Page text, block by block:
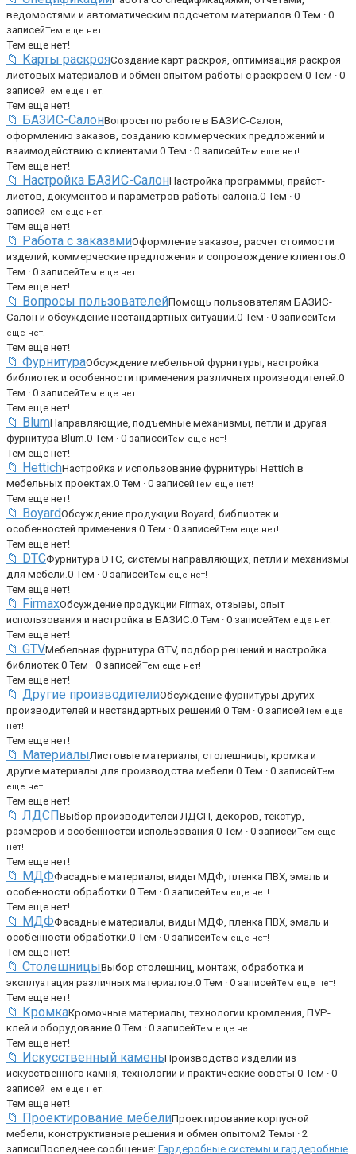
ведомостями и автоматическим подсчетом материалов. 0 Тем · 0
записейТем еще нет!
Тем еще нет!
📁 Карты раскрояСоздание карт раскроя, оптимизация раскроя
листовых материалов и обмен опытом работы с раскроем. 0 Тем · 0
записейТем еще нет!
Тем еще нет!
📁 БАЗИС-СалонВопросы по работе в БАЗИС-Салон,
оформлению заказов, созданию коммерческих предложений и
взаимодействию с клиентами. 0 Тем · 0 записейТем еще нет!
Тем еще нет!
📁 Настройка БАЗИС-СалонНастройка программы, прайст-
листов, документов и параметров работы салона. 0 Тем · 0
записейТем еще нет!
Тем еще нет!
📁 Работа с заказамиОформление заказов, расчет стоимости
изделий, коммерческие предложения и сопровождение клиентов. 0
Тем · 0 записейТем еще нет!
Тем еще нет!
📁 Вопросы пользователейПомощь пользователям БАЗИС-
Салон и обсуждение нестандартных ситуаций. 0 Тем · 0 записейТем
еще нет!
Тем еще нет!
📁 ФурнитураОбсуждение мебельной фурнитуры, настройка
библиотек и особенности применения различных производителей. 0
Тем · 0 записейТем еще нет!
Тем еще нет!
📁 BlumНаправляющие, подъемные механизмы, петли и другая
фурнитура Blum. 0 Тем · 0 записейТем еще нет!
Тем еще нет!
📁 HettichНастройка и использование фурнитуры Hettich в
мебельных проектах. 0 Тем · 0 записейТем еще нет!
Тем еще нет!
📁 BoyardОбсуждение продукции Boyard, библиотек и
особенностей применения. 0 Тем · 0 записейТем еще нет!
Тем еще нет!
📁 DTCФурнитура DTC, системы направляющих, петли и механизмы
для мебели. 0 Тем · 0 записейТем еще нет!
Тем еще нет!
📁 FirmaxОбсуждение продукции Firmax, отзывы, опыт
использования и настройка в БАЗИС. 0 Тем · 0 записейТем еще нет!
Тем еще нет!
📁 GTVМебельная фурнитура GTV, подбор решений и настройка
библиотек. 0 Тем · 0 записейТем еще нет!
Тем еще нет!
📁 Другие производителиОбсуждение фурнитуры других
производителей и нестандартных решений. 0 Тем · 0 записейТем еще
нет!
Тем еще нет!
📁 МатериалыЛистовые материалы, столешницы, кромка и
другие материалы для производства мебели. 0 Тем · 0 записейТем
еще нет!
Тем еще нет!
📁 ЛДСПВыбор производителей ЛДСП, декоров, текстур,
размеров и особенностей использования. 0 Тем · 0 записейТем еще
нет!
Тем еще нет!
📁 МДФФасадные материалы, виды МДФ, пленка ПВХ, эмаль и
особенности обработки. 0 Тем · 0 записейТем еще нет!
Тем еще нет!
📁 МДФФасадные материалы, виды МДФ, пленка ПВХ, эмаль и
особенности обработки. 0 Тем · 0 записейТем еще нет!
Тем еще нет!
📁 СтолешницыВыбор столешниц, монтаж, обработка и
эксплуатация различных материалов. 0 Тем · 0 записейТем еще нет!
Тем еще нет!
📁 КромкаКромочные материалы, технологии кромления, ПУР-
клей и оборудование. 0 Тем · 0 записейТем еще нет!
Тем еще нет!
📁 Искусственный каменьПроизводство изделий из
искусственного камня, технологии и практические советы. 0 Тем · 0
записейТем еще нет!
Тем еще нет!
📁 Проектирование мебелиПроектирование корпусной
мебели, конструктивные решения и обмен опытом2 Темы · 2
записиПоследнее сообщение: Гардеробные системы и гардеробные